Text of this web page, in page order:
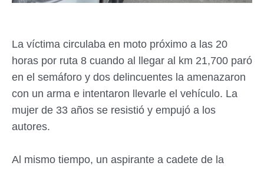
La víctima circulaba en moto próximo a las 20
horas por ruta 8 cuando al llegar al km 21,700 paró
en el semáforo y dos delincuentes la amenazaron
con un arma e intentaron llevarle el vehículo. La
mujer de 33 años se resistió y empujó a los
autores.
Al mismo tiempo, un aspirante a cadete de la